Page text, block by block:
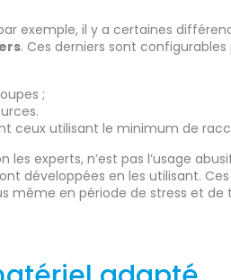
exemple, il y a certaines
. Ces derniers sont
;
ceux utilisant le minimum de
les experts, n’est pas l’usage
développées en les utilisant.
même en période de stress et de